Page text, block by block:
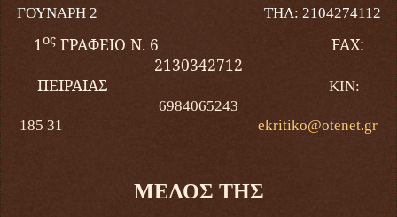
ΓΟΥΝΑΡΗ 2 ΤΗΛ: 2104274112
1οςΓΡΑΦΕΙΟ Ν. 6 FAX:
2130342712
ΠΕΙΡΑΙΑΣ
ΚΙΝ:
6984065243
185 31
ekritiko@otenet.gr
ΜΕΛΟΣ ΤΗΣ